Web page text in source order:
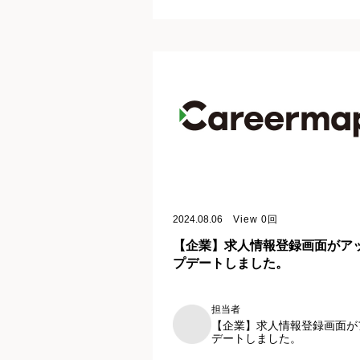
2024.08.06 View 0 回
【企業】求人情報登録画面がア
プデートしました。
担当者
【企業】求人情報登録画面
デートしました。